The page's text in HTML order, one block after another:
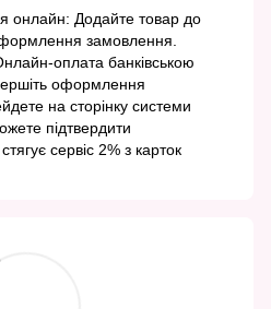
онлайн: Додайте товар до
замовлення.
оплата банківською
оформлення
на сторінку системи
підтвердити
сервіс 2% з карток